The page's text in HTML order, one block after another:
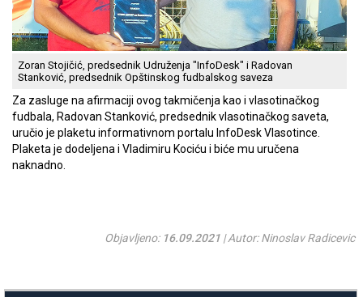
Zoran Stojičić, predsednik Udruženja "InfoDesk" i Radovan
Stanković, predsednik Opštinskog fudbalskog saveza
Za zasluge na afirmaciji ovog takmičenja kao i vlasotinačkog
fudbala, Radovan Stanković, predsednik vlasotinačkog saveta,
uručio je plaketu informativnom portalu InfoDesk Vlasotince.
Plaketa je dodeljena i Vladimiru Kociću i biće mu uručena
naknadno.
Objavljeno: 16.09.2021 | Autor: Ninoslav Radicevic